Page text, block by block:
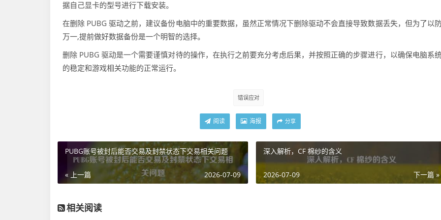
据自己显卡的型号进行下载安装。
在删除 PUBG 驱动之前，建议备份电脑中的重要数据，虽然正常情况下删除驱动不会直接导致数据丢失，但为了以
万一,提前做好数据备份是一个明智的选择。
删除 PUBG 驱动是一个需要谨慎对待的操作，在执行之前要充分考虑后果，并按照正确的步骤进行，以确保电脑系
的稳定和游戏相关功能的正常运行。
错误应对
阅读 海报 分享
PUBG账号被封后能否交易及封禁状态下交易相关问题
« 上一篇 2026-07-09
深入解析，CF 棉纱的含义
下一篇 »
2026-07-09
相关阅读